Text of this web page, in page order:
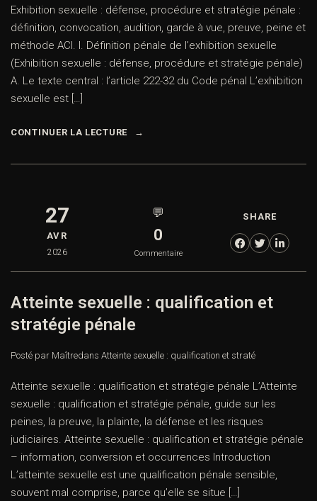
Exhibition sexuelle : défense, procédure et stratégie pénale :
définition, convocation, audition, garde à vue, preuve, peine et
méthode ACI. I. Définition pénale de l’exhibition sexuelle
(Exhibition sexuelle : défense, procédure et stratégie pénale)
A. Le texte central : l’article 222-32 du Code pénal L’exhibition
sexuelle est […]
CONTINUER LA LECTURE
27
AVR
2026
💬
0
Commentaire
SHARE
Atteinte sexuelle : qualification et
stratégie pénale
Posté par Maîtredans Atteinte sexuelle : qualification et straté
Atteinte sexuelle : qualification et stratégie pénale L’Atteinte
sexuelle : qualification et stratégie pénale, guide sur les
peines, la preuve, la plainte, la défense et les risques
judiciaires. Atteinte sexuelle : qualification et stratégie pénale
– information, conversion et occurrences Introduction
L’atteinte sexuelle est une qualification pénale sensible,
souvent mal comprise, parce qu’elle se situe […]